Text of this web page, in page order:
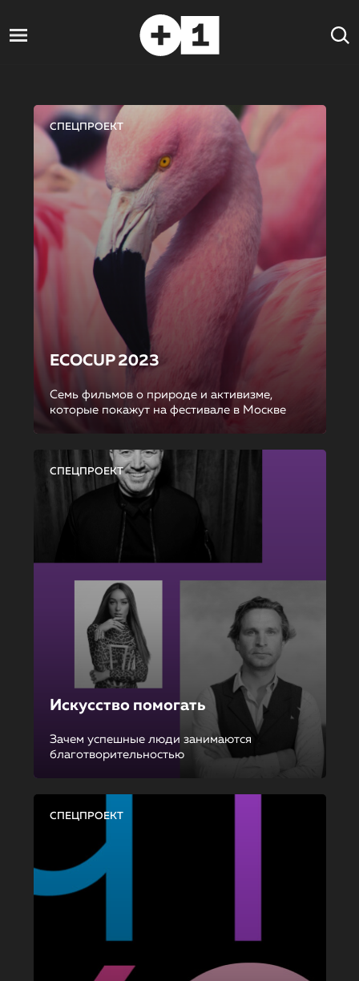
СПЕЦПРОЕКТ
ECOCUP 2023
Семь фильмов о природе и активизме,
которые покажут на фестивале в Москве
СПЕЦПРОЕКТ
Искусство помогать
Зачем успешные люди занимаются
благотворительностью
СПЕЦПРОЕКТ